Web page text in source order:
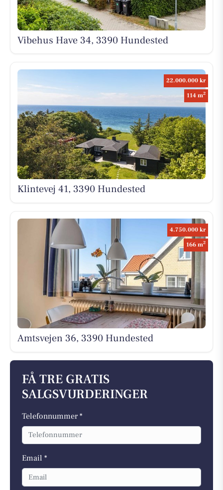
Vibehus Have 34, 3390 Hundested
22.000.000 kr
114 m2
Klintevej 41, 3390 Hundested
4.750.000 kr
166 m2
Amtsvejen 36, 3390 Hundested
FÅ TRE GRATIS
SALGSVURDERINGER
Telefonnummer *
Email *